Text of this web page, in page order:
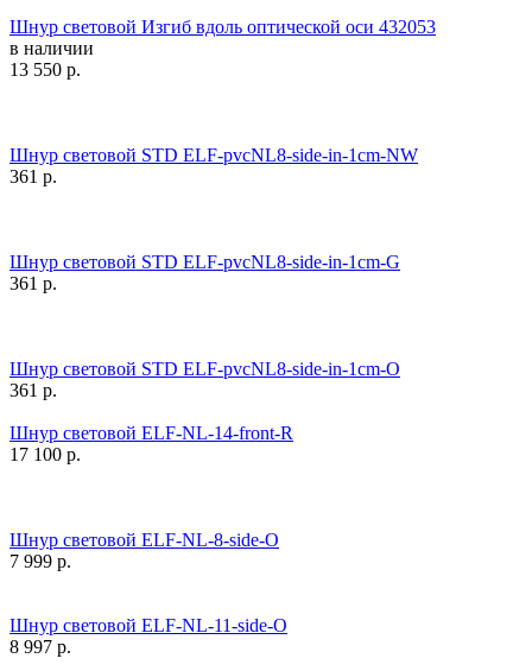
Шнур световой Изгиб вдоль оптической оси 432053
в наличии
13 550 р.
Шнур световой STD ELF-pvcNL8-side-in-1cm-NW
361 р.
Шнур световой STD ELF-pvcNL8-side-in-1cm-G
361 р.
Шнур световой STD ELF-pvcNL8-side-in-1cm-O
361 р.
Шнур световой ELF-NL-14-front-R
17 100 р.
Шнур световой ELF-NL-8-side-O
7 999 р.
Шнур световой ELF-NL-11-side-O
8 997 р.